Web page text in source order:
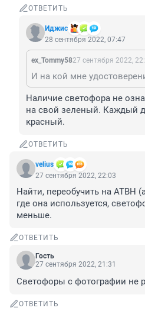
ОТВЕТИТЬ
Иджис
28 сентября 2022, 07:47
ex_Tommy5827 сентября 2022,
Наличие светофора не
на свой зеленый. Каждый
красный.
ОТВЕТИТЬ
velius
27 сентября 2022, 22:03
Найти, переобучить на АТВН
где она используется,
меньше.
ОТВЕТИТЬ
Гость
27 сентября 2022, 21:31
Светофоры с фотографии не
ОТВЕТИТЬ